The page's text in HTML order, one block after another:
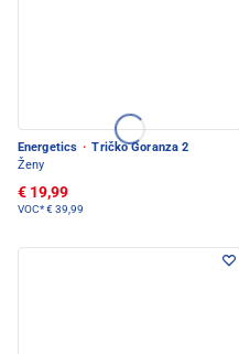
Energetics · Tričko Goranza 2
Ženy
€ 19,99
VOC*€ 39,99